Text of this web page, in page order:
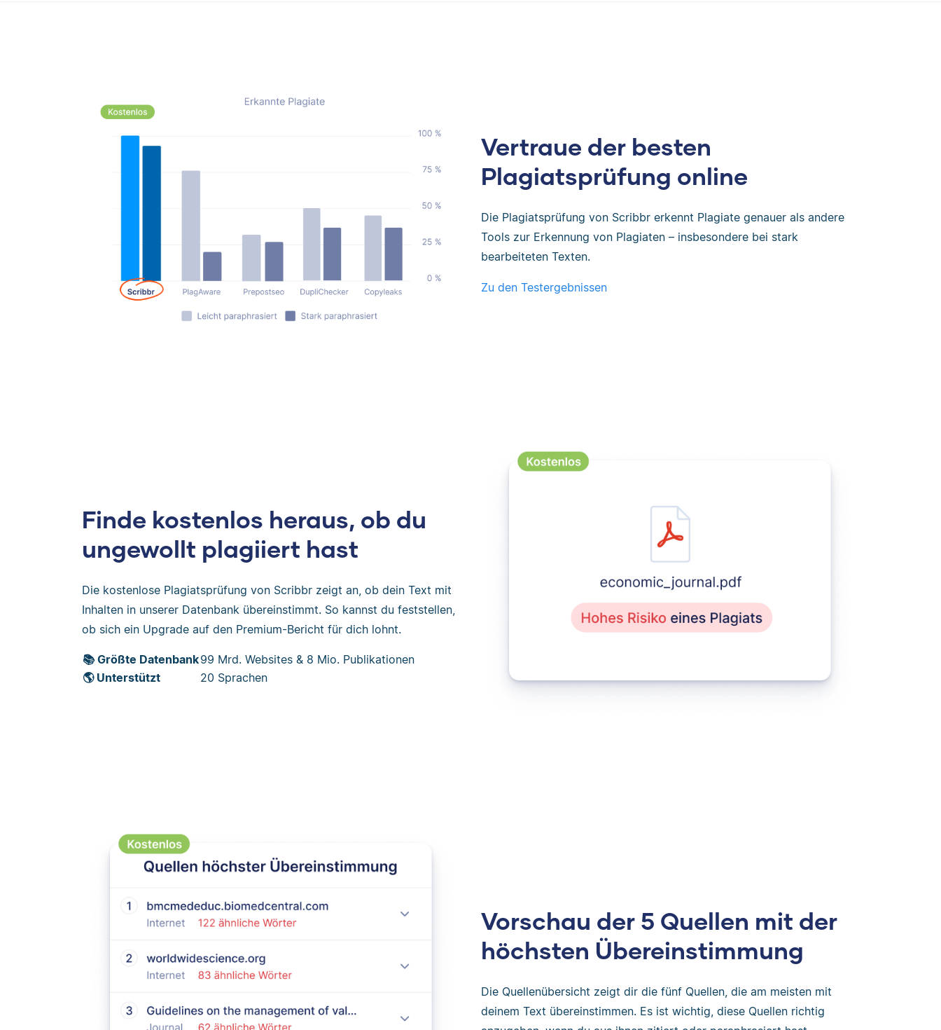
Vertraue der besten
Plagiatsprüfung online
Die Plagiatsprüfung von Scribbr erkennt Plagiate genauer als andere
Tools zur Erkennung von Plagiaten – insbesondere bei stark
bearbeiteten Texten.
Zu den Testergebnissen
Finde kostenlos heraus, ob du
ungewollt plagiiert hast
Die kostenlose Plagiatsprüfung von Scribbr zeigt an, ob dein Text mit
Inhalten in unserer Datenbank übereinstimmt. So kannst du feststellen,
ob sich ein Upgrade auf den Premium-Bericht für dich lohnt.
📚 Größte Datenbank99 Mrd. Websites & 8 Mio. Publikationen
🌎 Unterstützt
20 Sprachen
Vorschau der 5 Quellen mit der
höchsten Übereinstimmung
Die Quellenübersicht zeigt dir die fünf Quellen, die am meisten mit
deinem Text übereinstimmen. Es ist wichtig, diese Quellen richtig